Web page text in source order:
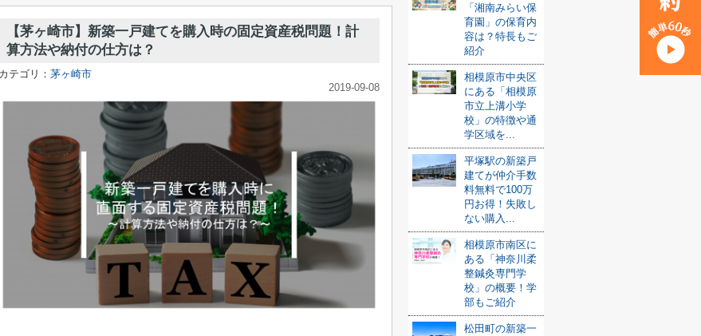
【茅ヶ崎市】新築一戸建てを購入時の固定資産税問題！計
算方法や納付の仕方は？
カテゴリ： 茅ヶ崎市
2019-09-08
「湘南みらい保
育園」の保育内
容は？特長もご
紹介
相模原市中央区
にある「相模原
市立上溝小学
校」の特徴や通
学区域を...
平塚駅の新築戸
建てが仲介手数
料無料で100万
円お得！失敗し
ない購入...
相模原市南区に
ある「神奈川柔
整鍼灸専門学
校」の概要！学
部もご紹介
松田町の新築一